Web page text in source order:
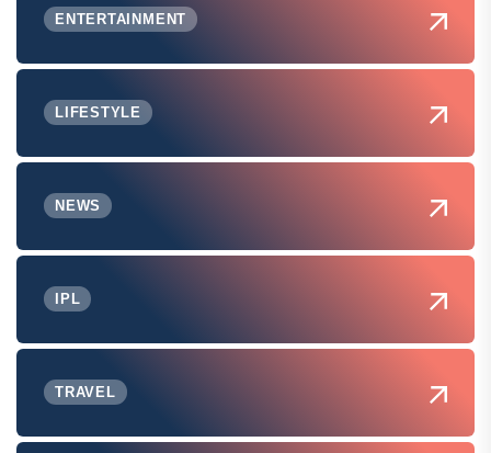
ENTERTAINMENT
LIFESTYLE
NEWS
IPL
TRAVEL